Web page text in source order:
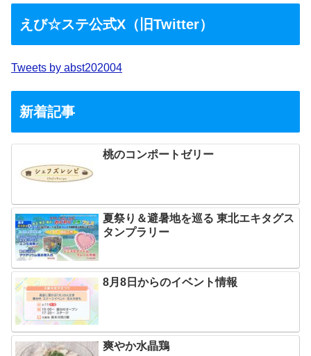
えび☆ステ公式X（旧Twitter）
Tweets by abst202004
新着記事
桃のコンポートゼリー
夏祭り＆避暑地を巡る 東北エキタグス
タンプラリー
8月8日からのイベント情報
爽やか水晶鶏